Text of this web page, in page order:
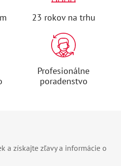
23 rokov na trhu
Profesionálne
poradenstvo
a získajte zľavy a informácie o